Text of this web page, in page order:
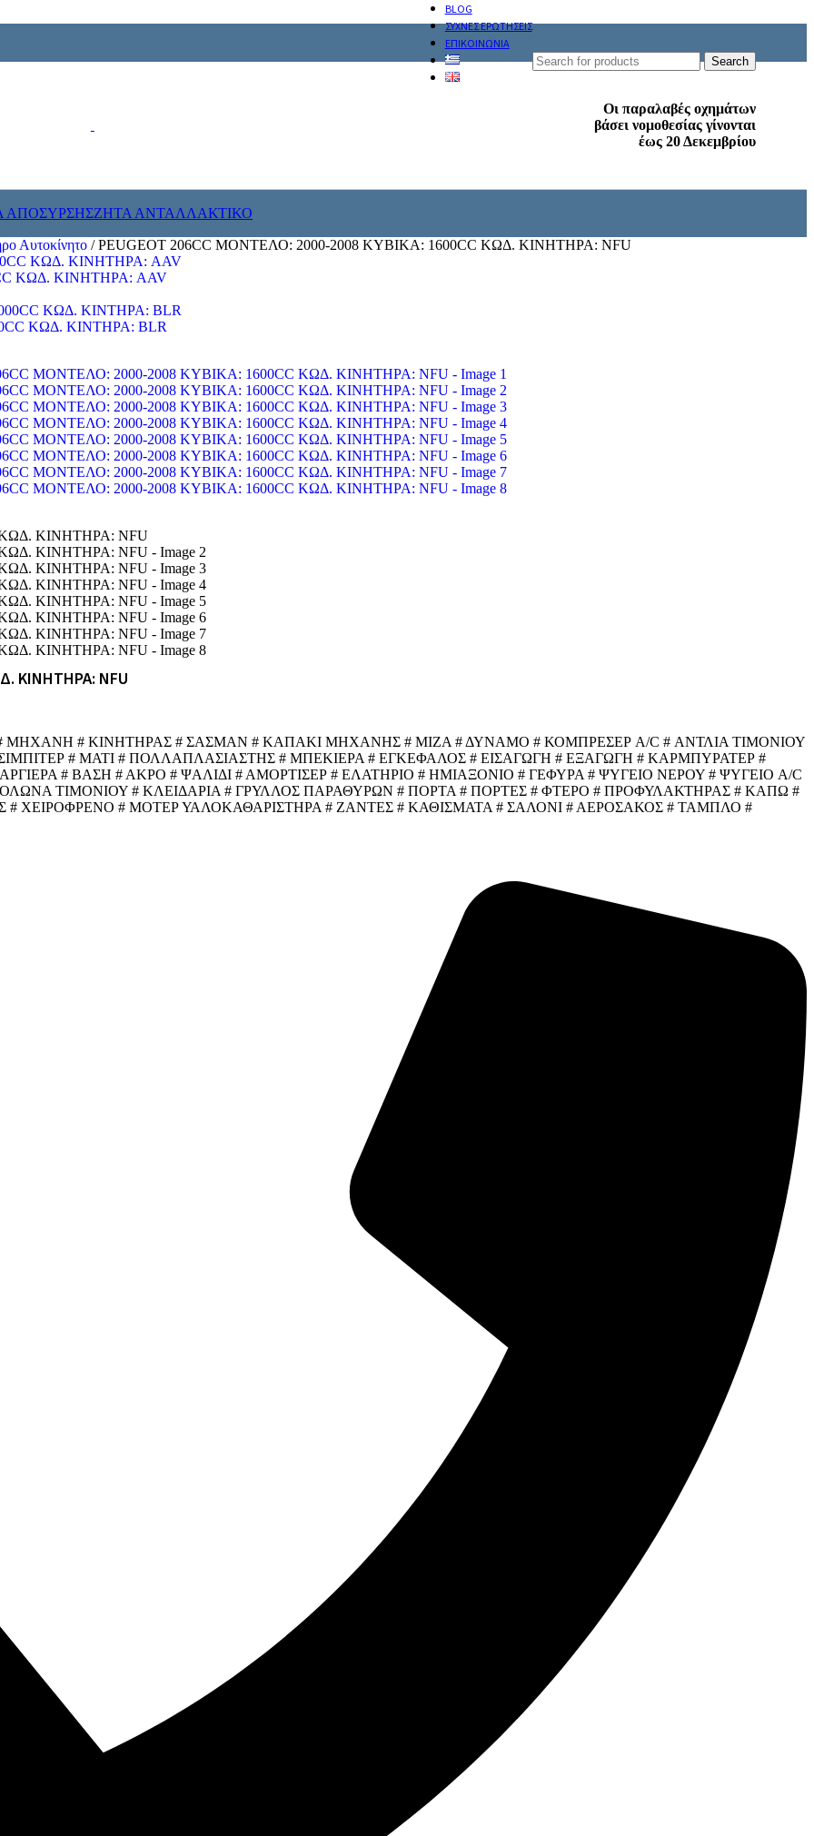
BLOG
ΣΥΧΝΕΣ ΕΡΩΤΗΣΕΙΣ
ΕΠΙΚΟΙΝΩΝΙΑ
Search
Οι παραλαβές οχημάτων
βάσει νομοθεσίας γίνονται
έως 20 Δεκεμβρίου
ΑΠΟΣΥΡΣΗΣΖΗΤΑ ΑΝΤΑΛΛΑΚΤΙΚΟ
Αυτοκίνητο / PEUGEOT 206CC ΜΟΝΤΕΛΟ: 2000-2008 ΚΥΒΙΚΑ: 1600CC ΚΩΔ. ΚΙΝΗΤΗΡΑ: NFU
ΚΩΔ. ΚΙΝΗΤΗΡΑ: AAV
ΚΩΔ. ΚΙΝΤΗΡΑ: BLR
ΚΙΝΗΤΗΡΑ: NFU
ΜΗΧΑΝΗ # ΚΙΝΗΤΗΡΑΣ # ΣΑΣΜΑΝ # ΚΑΠΑΚΙ ΜΗΧΑΝΗΣ # ΜΙΖΑ # ΔΥΝΑΜΟ # ΚΟΜΠΡΕΣΕΡ A/C # ΑΝΤΛΙΑ ΤΙΜΟΝΙΟΥ
# ΜΑΤΙ # ΠΟΛΛΑΠΛΑΣΙΑΣΤΗΣ # ΜΠΕΚΙΕΡΑ # ΕΓΚΕΦΑΛΟΣ # ΕΙΣΑΓΩΓΗ # ΕΞΑΓΩΓΗ # ΚΑΡΜΠΥΡΑΤΕΡ #
# ΒΑΣΗ # ΑΚΡΟ # ΨΑΛΙΔΙ # ΑΜΟΡΤΙΣΕΡ # ΕΛΑΤΗΡΙΟ # ΗΜΙΑΞΟΝΙΟ # ΓΕΦΥΡΑ # ΨΥΓΕΙΟ ΝΕΡΟΥ # ΨΥΓΕΙΟ A/C
ΤΙΜΟΝΙΟΥ # ΚΛΕΙΔΑΡΙΑ # ΓΡΥΛΛΟΣ ΠΑΡΑΘΥΡΩΝ # ΠΟΡΤΑ # ΠΟΡΤΕΣ # ΦΤΕΡΟ # ΠΡΟΦΥΛΑΚΤΗΡΑΣ # ΚΑΠΩ #
ΧΕΙΡΟΦΡΕΝΟ # ΜΟΤΕΡ ΥΑΛΟΚΑΘΑΡΙΣΤΗΡΑ # ΖΑΝΤΕΣ # ΚΑΘΙΣΜΑΤΑ # ΣΑΛΟΝΙ # ΑΕΡΟΣΑΚΟΣ # ΤΑΜΠΛΟ #